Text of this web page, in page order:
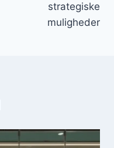
strategiske
muligheder